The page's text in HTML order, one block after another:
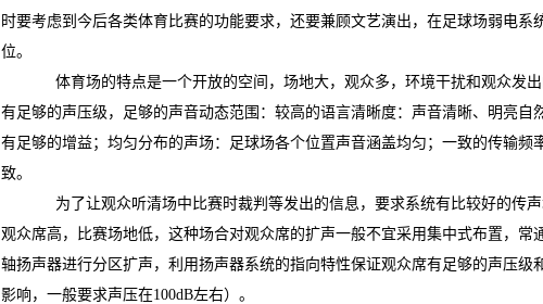
时要考虑到今后各类体育比赛的功能要求，还要兼顾文艺演出，在足球场弱电系
位。
体育场的特点是一个开放的空间，场地大，观众多，环境干扰和观众发
有足够的声压级，足够的声音动态范围：较高的语言清晰度：声音清晰、明亮自
有足够的增益；均匀分布的声场：足球场各个位置声音涵盖均匀；一致的传输频
致。
为了让观众听清场中比赛时裁判等发出的信息，要求系统有比较好的传
观众席高，比赛场地低，这种场合对观众席的扩声一般不宜采用集中式布置，常
轴扬声器进行分区扩声，利用扬声器系统的指向特性保证观众席有足够的声压级
影响，一般要求声压在100dB左右）。